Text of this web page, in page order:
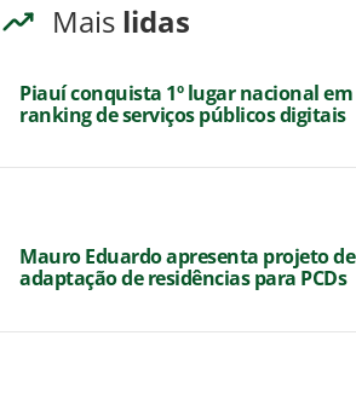
Mais lidas
Piauí conquista 1º lugar nacional em
ranking de serviços públicos digitais
Mauro Eduardo apresenta projeto de
adaptação de residências para PCDs